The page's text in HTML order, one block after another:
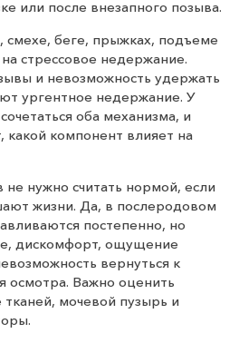
или после внезапного позыва.
смехе, беге, прыжках, подъеме
стрессовое недержание.
и невозможность удержать
ургентное недержание. У
оба механизма, и
какой компонент влияет на
нужно считать нормой, если
жизни. Да, в послеродовом
постепенно, но
дискомфорт, ощущение
вернуться к
осмотра. Важно оценить
тканей, мочевой пузырь и